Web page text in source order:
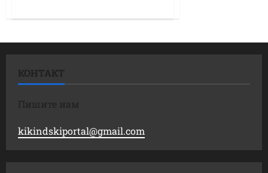
КОНТАКТ
Пишите нам
kikindskiportal@gmail.com